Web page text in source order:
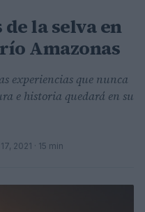
la selva en
Amazonas
experiencias que nunca
e historia quedará en su
2021 · 15 min